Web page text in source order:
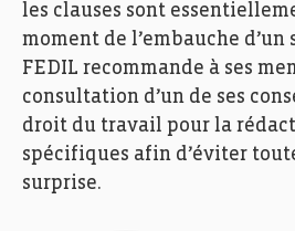
les clauses sont
moment de l’embauche
FEDIL recommande à ses
consultation d’un de ses
droit du travail pour la
spécifiques afin d’éviter
surprise.